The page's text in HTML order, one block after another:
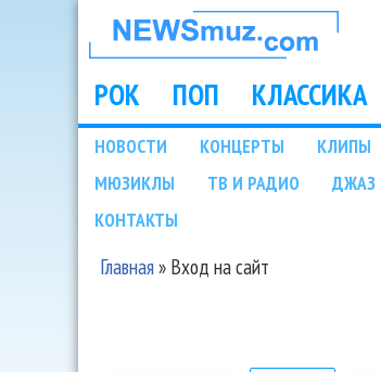
НОВОСТИ
МУЗЫКИ И
ШОУ БИЗНЕСА
NEWSMUZ.COM
Main menu
РОК ПОП КЛАССИКА
Подразделы
НОВОСТИ КОНЦЕРТЫ КЛИПЫ
МЮЗИКЛЫ
ТВ И РАДИО ДЖАЗ
КОНТАКТЫ
Вы здесь
Главная» Вход на сайт